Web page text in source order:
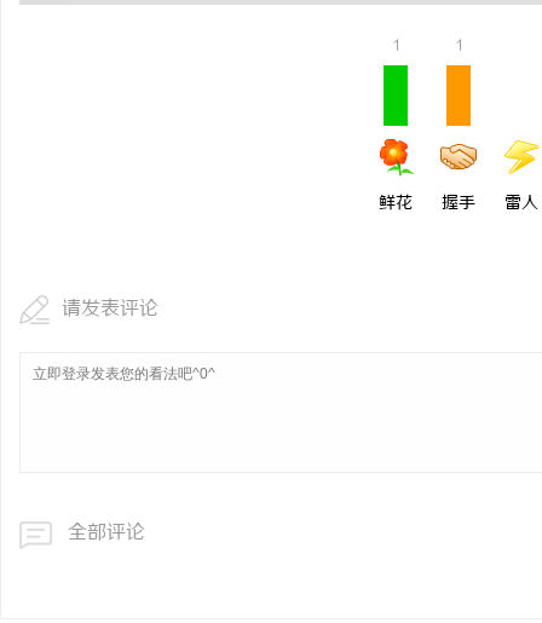
1
鲜花
1
握手 雷人
请发表评论
全部评论